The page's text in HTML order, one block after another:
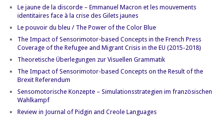
Le jaune de la discorde – Emmanuel Macron et les mouvements
identitaires face à la crise des Gilets jaunes
Le pouvoir du bleu / The Power of the Color Blue
The Impact of Sensorimotor-based Concepts in the French Press
Coverage of the Refugee and Migrant Crisis in the EU (2015-2018)
Theoretische Überlegungen zur Visuellen Grammatik
The Impact of Sensorimotor-based Concepts on the Result of the
Brexit Referendum
Sensomotorische Konzepte – Simulationsstrategien im französischen
Wahlkampf
Review in Journal of Pidgin and Creole Languages